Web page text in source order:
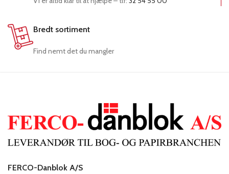
Bredt sortiment
Find nemt det du mangler
FERCO-Danblok A/S